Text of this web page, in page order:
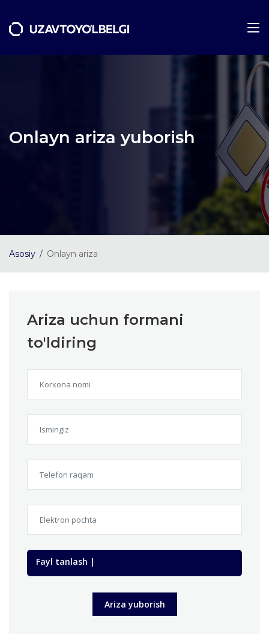
Onlayn ariza yuborish
Asosiy Onlayn ariza
Ariza uchun formani
to'ldiring
Fayl tanlash |
Ariza yuborish